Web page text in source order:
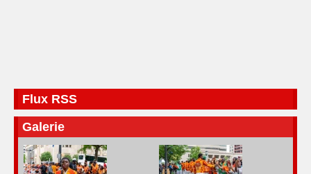
Flux RSS
Galerie